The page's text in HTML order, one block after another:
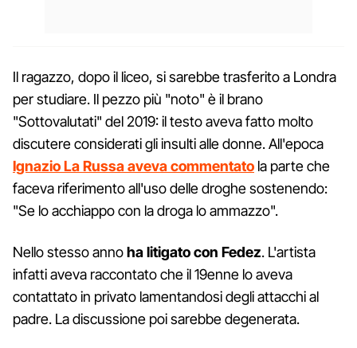
Il ragazzo, dopo il liceo, si sarebbe trasferito a Londra
per studiare. Il pezzo più "noto" è il brano
"Sottovalutati" del 2019: il testo aveva fatto molto
discutere considerati gli insulti alle donne. All'epoca
Ignazio La Russa aveva commentato la parte che
faceva riferimento all'uso delle droghe sostenendo:
"Se lo acchiappo con la droga lo ammazzo".
Nello stesso annoha litigato con Fedez. L'artista
infatti aveva raccontato che il 19enne lo aveva
contattato in privato lamentandosi degli attacchi al
padre. La discussione poi sarebbe degenerata.